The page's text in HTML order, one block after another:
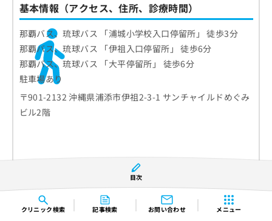
クリニック検索 記事検索 お問い合わせ メニュー
基本情報（アクセス、住所、診療時間）
那覇バス、琉球バス 「浦城小学校入口停留所」 徒歩3分
那覇バス、琉球バス 「伊祖入口停留所」 徒歩6分
那覇バス、琉球バス 「大平停留所」 徒歩6分
駐車場あり
〒901-2132 沖縄県浦添市伊祖2-3-1 サンチャイルドめぐみ
ビル2階
目次